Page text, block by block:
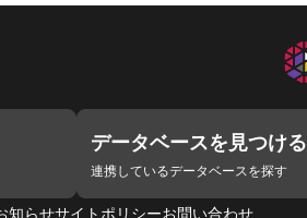
データベースを見つける
連携しているデータベースを探す
知らせサイトポリシーお問い合わせ